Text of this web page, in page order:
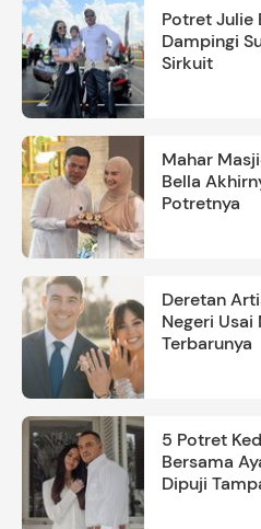
Potret Julie
Dampingi
Sirkuit
Mahar
Bella
Potretnya
Deretan
Negeri
Terbarunya
5 Potret
Bersama
Dipuji